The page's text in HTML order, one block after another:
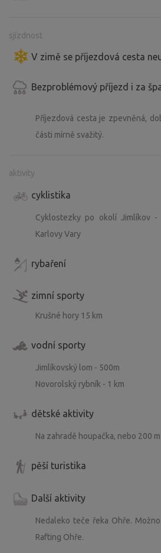
sjízdnost
V zimě se příjezdová cesta
Bezproblémový příjezd i za
Příjezdová cesta je zpevněná,
části mírně svažitý.
aktivity
cyklistika
Cyklostezky po okolí Jimlíkov -
Karlovy Vary
rybaření
zimní sporty
Krušné hory 15 km
vodní sporty
Jimlíkovský lom - 500m
Novorolský rybník - 1 km
dětské aktivity
Na zahradě houpačka, nebo 200
pěší turistika
Další aktivity
Nedaleko teče řeka Ohře.
Rafting Ohře.